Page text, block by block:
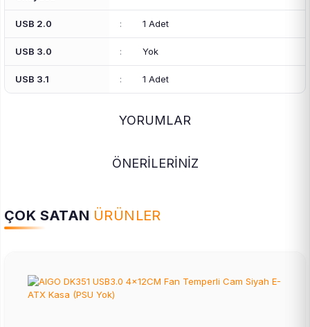
USB 2.0 : 1 Adet
USB 3.0 : Yok
USB 3.1 : 1 Adet
YORUMLAR
ÖNERİLERİNİZ
ÇOK SATAN ÜRÜNLER